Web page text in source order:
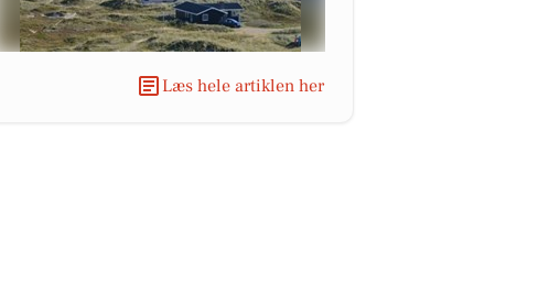
Læs hele artiklen her